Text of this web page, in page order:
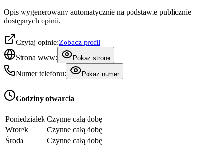
Opis wygenerowany automatycznie na podstawie publicznie
dostępnych opinii.
Czytaj opinie:Zobacz profil
Strona www:
Pokaż stronę
Numer telefonu: Pokaż numer
Godziny otwarcia
Poniedziałek Czynne całą dobę
Wtorek
Czynne całą dobę
Środa
Czynne całą dobę